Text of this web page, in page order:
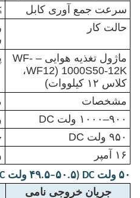
سرعت جمع آوری کابل
≥ ۲
حالت کار
ماژول تغذیه هوایی – WF-
1000S50-12K (WF12،
کلاس ۱۲ کیلووات)
مشخصات
۹۰۰–۱۰۰۰ ولت DC
۹۵۰ ولت DC
۱۶ آمپر
۵۰ ولت DC (۴۹.۵–۵۰.۵ ولت DC)
جریان خروجی نامی